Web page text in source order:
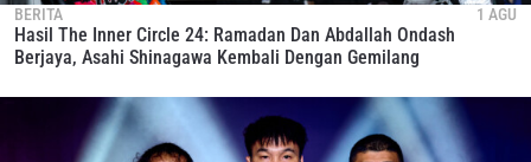
BERITA 1 AGU
Hasil The Inner Circle 24: Ramadan Dan Abdallah Ondash
Berjaya, Asahi Shinagawa Kembali Dengan Gemilang